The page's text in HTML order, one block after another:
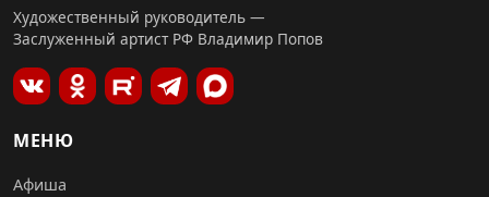
Художественный руководитель —
Заслуженный артист РФ Владимир Попов
МЕНЮ
Афиша